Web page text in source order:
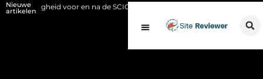
Nieuwe
artikelen
voor en na de SCIOS-keuring van de stookinstallatie